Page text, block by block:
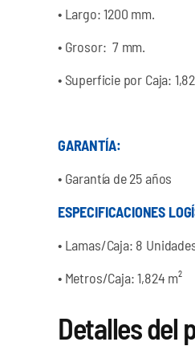
• Largo: 1200 mm.
• Grosor: 7 mm.
• Superficie por Caja:
GARANTÍA:
• Garantía de 25 años
ESPECIFICACIONES
• Lamas/Caja: 8
• Metros/Caja: 1,824 m²
Detalles del